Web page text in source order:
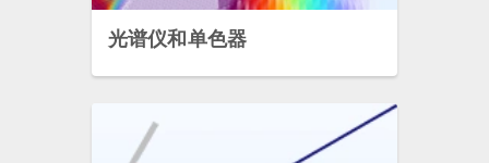
光谱仪和单色器